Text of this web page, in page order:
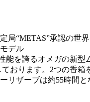
局“METAS”承認の世
デル
能を誇るオメガの新型
ております。2つの香箱
リザーブは約55時間と